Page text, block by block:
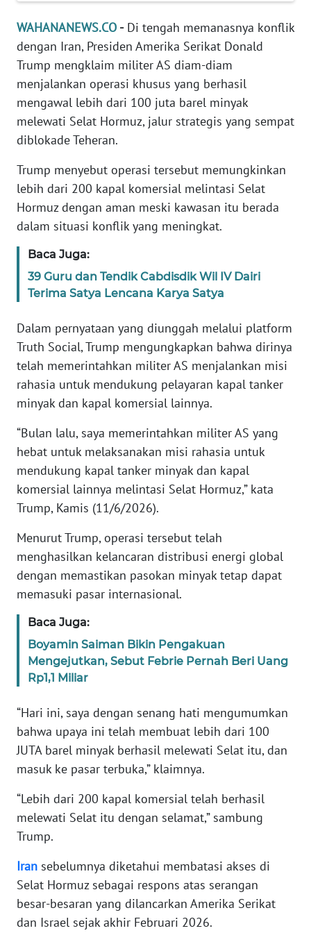
WAHANANEWS.CO -Di tengah memanasnya konflik
dengan Iran, Presiden Amerika Serikat Donald
Trump mengklaim militer AS diam-diam
menjalankan operasi khusus yang berhasil
mengawal lebih dari 100 juta barel minyak
melewati Selat Hormuz, jalur strategis yang sempat
diblokade Teheran.
Trump menyebut operasi tersebut memungkinkan
lebih dari 200 kapal komersial melintasi Selat
Hormuz dengan aman meski kawasan itu berada
dalam situasi konflik yang meningkat.
Baca Juga:
39 Guru dan Tendik Cabdisdik Wil IV Dairi
Terima Satya Lencana Karya Satya
Dalam pernyataan yang diunggah melalui platform
Truth Social, Trump mengungkapkan bahwa dirinya
telah memerintahkan militer AS menjalankan misi
rahasia untuk mendukung pelayaran kapal tanker
minyak dan kapal komersial lainnya.
“Bulan lalu, saya memerintahkan militer AS yang
hebat untuk melaksanakan misi rahasia untuk
mendukung kapal tanker minyak dan kapal
komersial lainnya melintasi Selat Hormuz,” kata
Trump, Kamis (11/6/2026).
Menurut Trump, operasi tersebut telah
menghasilkan kelancaran distribusi energi global
dengan memastikan pasokan minyak tetap dapat
memasuki pasar internasional.
Baca Juga:
Boyamin Saiman Bikin Pengakuan
Mengejutkan, Sebut Febrie Pernah Beri Uang
Rp1,1 Miliar
“Hari ini, saya dengan senang hati mengumumkan
bahwa upaya ini telah membuat lebih dari 100
JUTA barel minyak berhasil melewati Selat itu, dan
masuk ke pasar terbuka,” klaimnya.
“Lebih dari 200 kapal komersial telah berhasil
melewati Selat itu dengan selamat,” sambung
Trump.
Iran sebelumnya diketahui membatasi akses di
Selat Hormuz sebagai respons atas serangan
besar-besaran yang dilancarkan Amerika Serikat
dan Israel sejak akhir Februari 2026.
Informasi
INDEKS
BERITA
KONTAK
KAMI
INFO
TENTANG
KAMI
MEDIA
SIBER
KARIR
DISCLAIMER
News
WN
SUMUT
JAKARTA
WN
JABAR
BANTEN
WN
WN
KEPRI
PAPUA
WN
BARAT
WN
RIAU